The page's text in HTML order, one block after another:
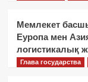
Мемлекет
Еуропа мен
логистикалық
Глава государства